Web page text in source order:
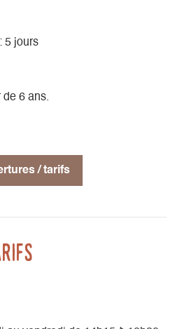
: 5 jours
de 6 ans.
/ tarifs